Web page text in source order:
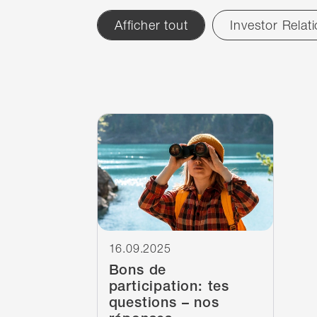
Filter
Afficher tout Investor
News
1 résultats 1 résultats
Bons de
participation: tes
questions – nos
16.09.2025
Continuer à lire